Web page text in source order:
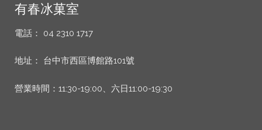
有春冰菓室
電話： 04 2310 1717
地址： 台中市西區博館路101號
營業時間：11:30-19:00、六日11:00-19:30